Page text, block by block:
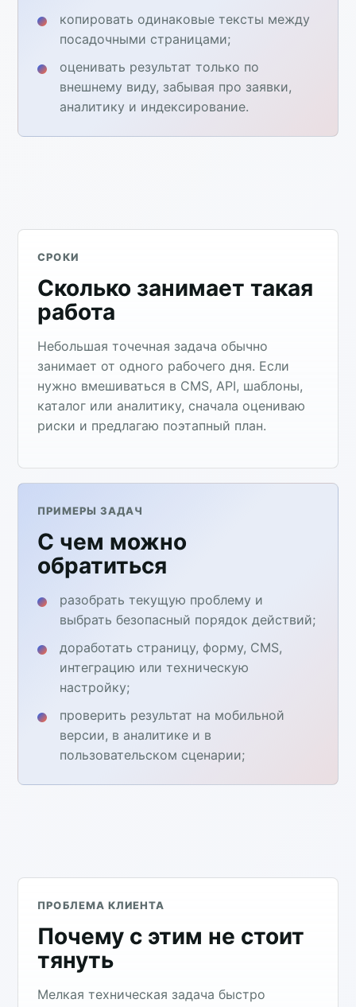
копировать одинаковые тексты между
посадочными страницами;
оценивать результат только по
внешнему виду, забывая про заявки,
аналитику и индексирование.
СРОКИ
Сколько занимает такая
работа
Небольшая точечная задача обычно
занимает от одного рабочего дня. Если
нужно вмешиваться в CMS, API, шаблоны,
каталог или аналитику, сначала оцениваю
риски и предлагаю поэтапный план.
ПРИМЕРЫ ЗАДАЧ
С чем можно
обратиться
разобрать текущую проблему и
выбрать безопасный порядок действий;
доработать страницу, форму, CMS,
интеграцию или техническую
настройку;
проверить результат на мобильной
версии, в аналитике и в
пользовательском сценарии;
ПРОБЛЕМА КЛИЕНТА
Почему с этим не стоит
тянуть
Мелкая техническая задача быстро